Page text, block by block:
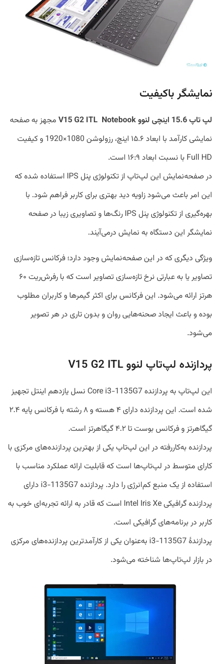
نمایشگر باکیفیت
لپ ‌تاپ15.6 اینچی لنوو V15 G2 ITL Notebook
مجهز به صفحه
نمایشی کارآمد با ابعاد ۱۵.۶ اینچ، رزولوشن 1080×1920 و کیفیت
Full HD با نسبت ابعاد ۱۶:۹ است.
در صفحه‌نمایش این لپ‌تاپ از تکنولوژی پنل IPS استفاده شده که
این امر باعث می‌شود زاویه دید بهتری برای کاربر فراهم شود. با
بهره‌گیری از تکنولوژی پنل IPS رنگ‌ها و تصاویری زیبا در صفحه
نمایشگر این دستگاه به نمایش درمی‌آیند.
ویژگی دیگری که در این صفحه‌نمایش وجود دارد؛ فرکانس تازه‌سازی
تصاویر یا به عبارتی نرخ تازه‌سازی تصاویر است که با رفرش‌ریت ۶۰
هرتز ارائه می‌شود. این فرکانس برای اکثر گیمرها و کاربران مطلوب
بوده و باعث ایجاد صحنه‌هایی روان و بدون تاری در هر تصویر
می‌شود.
پردازنده لپ‌تاپ لنوو V15 G2 ITL
این لپ‌تاپ به پردازنده‌ Core i3-1135G7 نسل یازدهم اینتل تجهیز
شده است. این پردازنده دارای ۴ هسته و ۸ رشته با فرکانس پایه ۲.۴
گیگاهرتز و فرکانس بوست تا ۴.۲ گیگاهرتز است.
پردازنده به‌کاررفته در این لپ‌تاپ یکی از بهترین پردازنده‌های مرکزی با
کارای متوسط در لپ‌تاپ‌ها است که قابلیت ارائه عملکرد مناسب با
استفاده از یک منبع کم‌انرژی را دارد. پردازنده‌ i3-1135G7 دارای
پردازنده‌ گرافیکی Intel Iris Xe است که قادر به ارائه‌ تجربه‌ای خوب به
کاربر در برنامه‌های گرافیکی است.
پردازندهٔ i3-1135G7 به‌عنوان یکی از کارآمدترین پردازنده‌های مرکزی
در بازار لپ‌تاپ‌ها شناخته می‌شود.